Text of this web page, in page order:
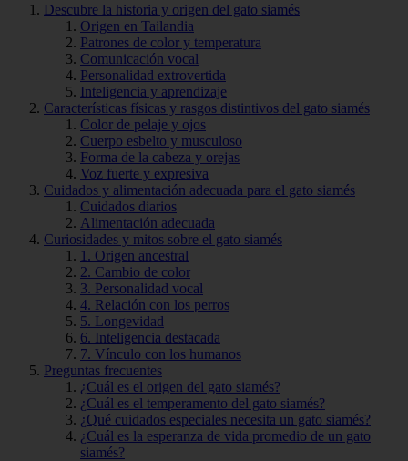
Descubre la historia y origen del gato siamés
Origen en Tailandia
Patrones de color y temperatura
Comunicación vocal
Personalidad extrovertida
Inteligencia y aprendizaje
Características físicas y rasgos distintivos del gato siamés
Color de pelaje y ojos
Cuerpo esbelto y musculoso
Forma de la cabeza y orejas
Voz fuerte y expresiva
Cuidados y alimentación adecuada para el gato siamés
Cuidados diarios
Alimentación adecuada
Curiosidades y mitos sobre el gato siamés
1. Origen ancestral
2. Cambio de color
3. Personalidad vocal
4. Relación con los perros
5. Longevidad
6. Inteligencia destacada
7. Vínculo con los humanos
Preguntas frecuentes
¿Cuál es el origen del gato siamés?
¿Cuál es el temperamento del gato siamés?
¿Qué cuidados especiales necesita un gato siamés?
¿Cuál es la esperanza de vida promedio de un gato
siamés?